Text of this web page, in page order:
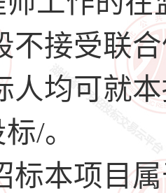
不接受联
人均可就
/。
标本项目